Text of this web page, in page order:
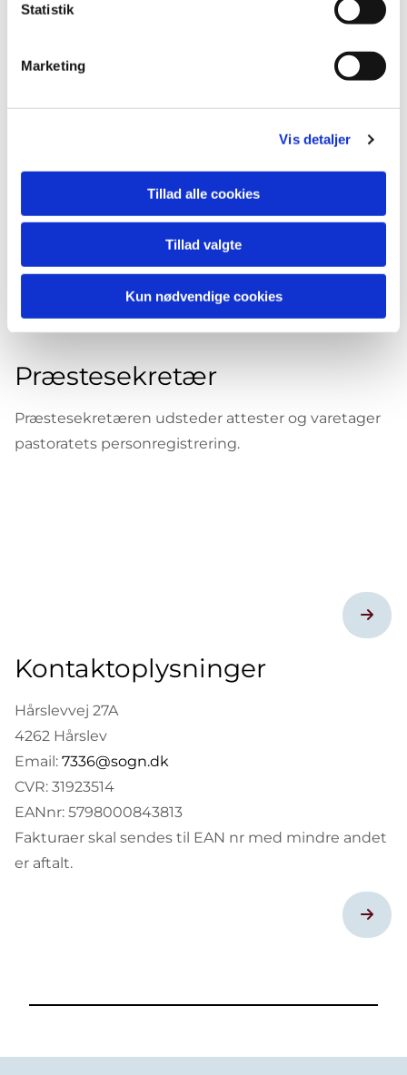
Statistik
Marketing
Vis detaljer
Tillad alle cookies
Tillad valgte
Kun nødvendige cookies
Har du brug for en fortrolig samtale, står præst Jens
Præstesekretær
Præstesekretæren udsteder attester og varetager
pastoratets personregistrering.
Kontaktoplysninger
Hårslevvej 27A
4262 Hårslev
Email: 7336@sogn.dk
CVR: 31923514
EANnr: 5798000843813
Fakturaer skal sendes til EAN nr med mindre andet
er aftalt.